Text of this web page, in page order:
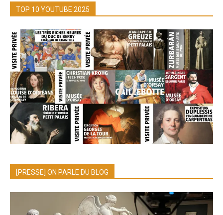
TOP 10 YOUTUBE 2025
[PRESSE] ON PARLE DU BLOG